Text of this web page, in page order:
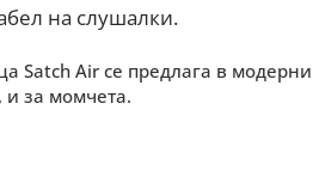
на слушалки.
Satch Air се предлага в модерни
за момчета.